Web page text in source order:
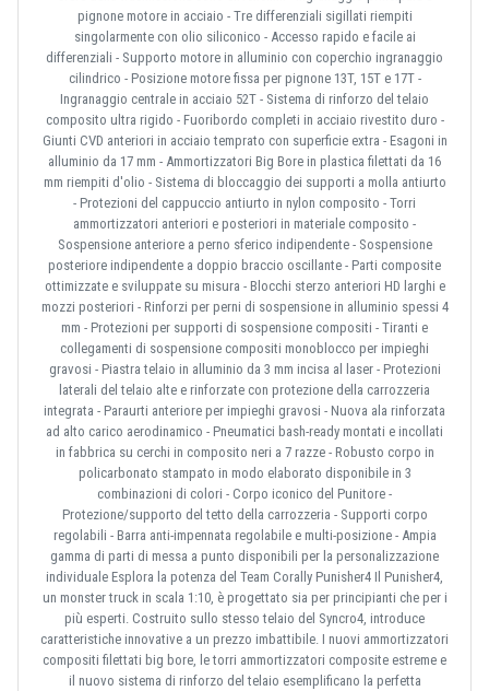
pignone motore in acciaio - Tre differenziali sigillati riempiti
singolarmente con olio siliconico - Accesso rapido e facile ai
differenziali - Supporto motore in alluminio con coperchio ingranaggio
cilindrico - Posizione motore fissa per pignone 13T, 15T e 17T -
Ingranaggio centrale in acciaio 52T - Sistema di rinforzo del telaio
composito ultra rigido - Fuoribordo completi in acciaio rivestito duro -
Giunti CVD anteriori in acciaio temprato con superficie extra - Esagoni in
alluminio da 17 mm - Ammortizzatori Big Bore in plastica filettati da 16
mm riempiti d'olio - Sistema di bloccaggio dei supporti a molla antiurto
- Protezioni del cappuccio antiurto in nylon composito - Torri
ammortizzatori anteriori e posteriori in materiale composito -
Sospensione anteriore a perno sferico indipendente - Sospensione
posteriore indipendente a doppio braccio oscillante - Parti composite
ottimizzate e sviluppate su misura - Blocchi sterzo anteriori HD larghi e
mozzi posteriori - Rinforzi per perni di sospensione in alluminio spessi 4
mm - Protezioni per supporti di sospensione compositi - Tiranti e
collegamenti di sospensione compositi monoblocco per impieghi
gravosi - Piastra telaio in alluminio da 3 mm incisa al laser - Protezioni
laterali del telaio alte e rinforzate con protezione della carrozzeria
integrata - Paraurti anteriore per impieghi gravosi - Nuova ala rinforzata
ad alto carico aerodinamico - Pneumatici bash-ready montati e incollati
in fabbrica su cerchi in composito neri a 7 razze - Robusto corpo in
policarbonato stampato in modo elaborato disponibile in 3
combinazioni di colori - Corpo iconico del Punitore -
Protezione/supporto del tetto della carrozzeria - Supporti corpo
regolabili - Barra anti-impennata regolabile e multi-posizione - Ampia
gamma di parti di messa a punto disponibili per la personalizzazione
individuale Esplora la potenza del Team Corally Punisher4 Il Punisher4,
un monster truck in scala 1:10, è progettato sia per principianti che per i
più esperti. Costruito sullo stesso telaio del Syncro4, introduce
caratteristiche innovative a un prezzo imbattibile. I nuovi ammortizzatori
compositi filettati big bore, le torri ammortizzatori composite estreme e
il nuovo sistema di rinforzo del telaio esemplificano la perfetta